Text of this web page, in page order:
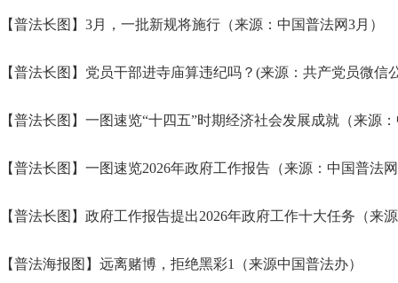
【普法长图】3月，一批新规将施行（来源：中国普法网3月）
【普法长图】党员干部进寺庙算违纪吗？(来源：共产党员微信
【普法长图】一图速览“十四五”时期经济社会发展成就（来源
【普法长图】一图速览2026年政府工作报告（来源：中国普法
【普法长图】政府工作报告提出2026年政府工作十大任务（来
【普法海报图】远离赌博，拒绝黑彩1（来源中国普法办）